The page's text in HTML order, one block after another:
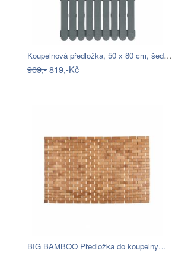
Koupelnová předložka, 50 x 80 cm, šedá,…
909,-819,-Kč
BIG BAMBOO Předložka do koupelny…